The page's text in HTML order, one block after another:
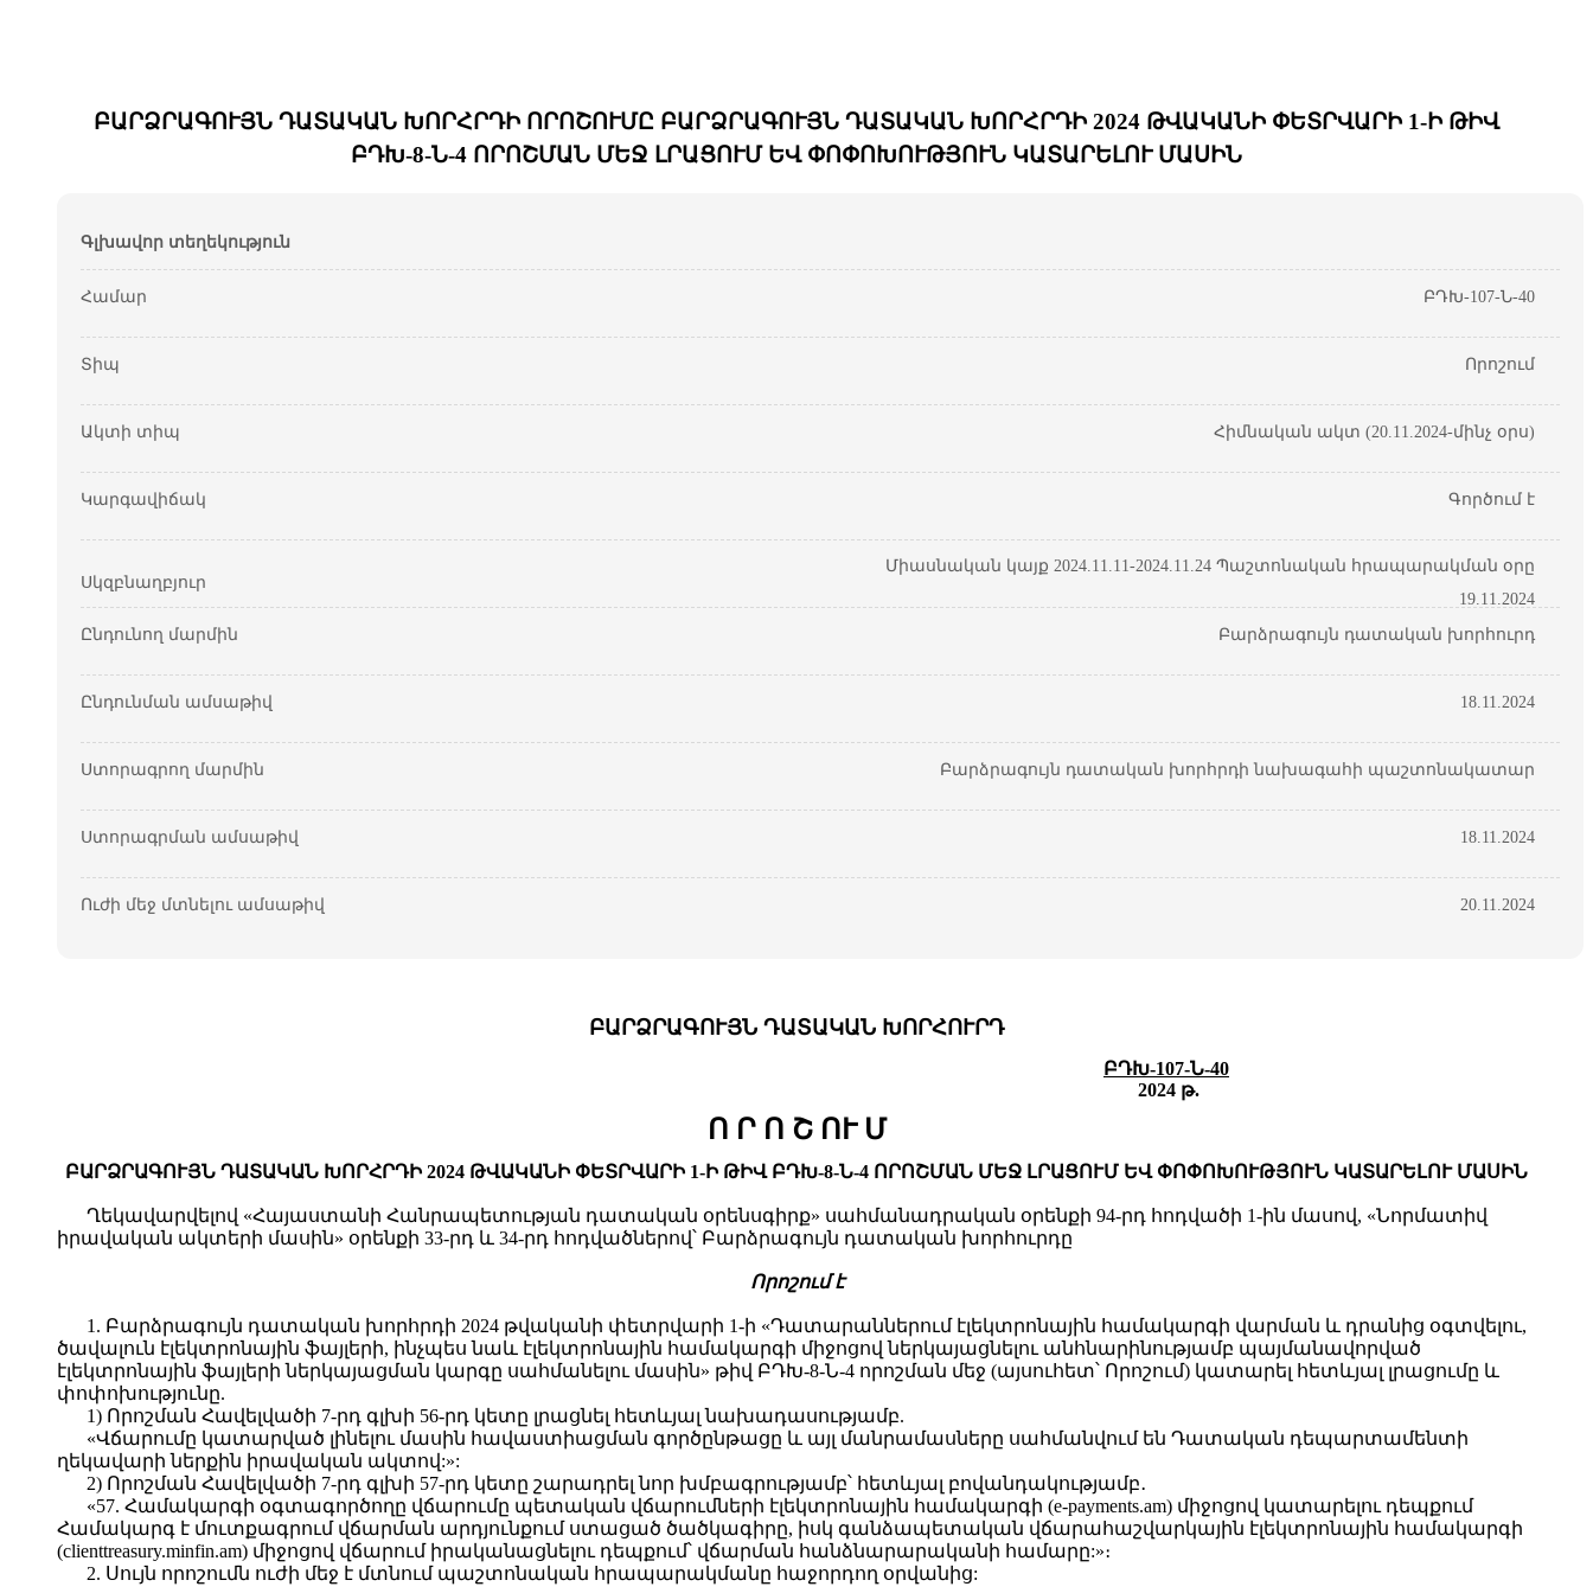
ԲԱՐՁՐԱԳՈՒՅՆ ԴԱՏԱԿԱՆ ԽՈՐՀՐԴԻ ՈՐՈՇՈՒՄԸ ԲԱՐՁՐԱԳՈՒՅՆ ԴԱՏԱԿԱՆ ԽՈՐՀՐԴԻ 2024 ԹՎԱԿԱՆԻ ՓԵՏՐՎԱՐԻ 1-Ի ԹԻՎ
ԲԴԽ-8-Ն-4 ՈՐՈՇՄԱՆ ՄԵՋ ԼՐԱՑՈՒՄ ԵՎ ՓՈՓՈԽՈՒԹՅՈՒՆ ԿԱՏԱՐԵԼՈՒ ՄԱՍԻՆ
Գլխավոր տեղեկություն
Համար ԲԴԽ-107-Ն-40
Տիպ Որոշում
Ակտի տիպ Հիմնական ակտ (20.11.2024-մինչ օրս)
Կարգավիճակ Գործում է
Սկզբնաղբյուր
Միասնական կայք 2024.11.11-2024.11.24 Պաշտոնական հրապարակման օրը
19.11.2024
Ընդունող մարմին
Բարձրագույն դատական խորհուրդ
Ընդունման ամսաթիվ 18.11.2024
Ստորագրող մարմին Բարձրագույն դատական խորհրդի նախագահի պաշտոնակատար
Ստորագրման ամսաթիվ 18.11.2024
Ուժի մեջ մտնելու ամսաթիվ 20.11.2024
ԲԱՐՁՐԱԳՈՒՅՆ ԴԱՏԱԿԱՆ ԽՈՐՀՈՒՐԴ
ԲԴԽ-107-Ն-40
2024 թ.
Ո Ր Ո Շ ՈՒ Մ
ԲԱՐՁՐԱԳՈՒՅՆ ԴԱՏԱԿԱՆ ԽՈՐՀՐԴԻ 2024 ԹՎԱԿԱՆԻ ՓԵՏՐՎԱՐԻ 1-Ի ԹԻՎ ԲԴԽ-8-Ն-4 ՈՐՈՇՄԱՆ ՄԵՋ ԼՐԱՑՈՒՄ ԵՎ ՓՈՓՈԽՈՒԹՅՈՒՆ ԿԱՏԱՐԵԼՈՒ ՄԱՍԻՆ
Ղեկավարվելով «Հայաստանի Հանրապետության դատական օրենսգիրք» սահմանադրական օրենքի 94-րդ հոդվածի 1-ին մասով, «Նորմատիվ
իրավական ակտերի մասին» օրենքի 33-րդ և 34-րդ հոդվածներով՝ Բարձրագույն դատական խորհուրդը
Որոշում է
1. Բարձրագույն դատական խորհրդի 2024 թվականի փետրվարի 1-ի «Դատարաններում էլեկտրոնային համակարգի վարման և դրանից օգտվելու,
ծավալուն էլեկտրոնային ֆայլերի, ինչպես նաև էլեկտրոնային համակարգի միջոցով ներկայացնելու անհնարինությամբ պայմանավորված
էլեկտրոնային ֆայլերի ներկայացման կարգը սահմանելու մասին» թիվ ԲԴԽ-8-Ն-4 որոշման մեջ (այսուհետ՝ Որոշում) կատարել հետևյալ լրացումը և
փոփոխությունը.
1) Որոշման Հավելվածի 7-րդ գլխի 56-րդ կետը լրացնել հետևյալ նախադասությամբ.
«Վճարումը կատարված լինելու մասին հավաստիացման գործընթացը և այլ մանրամասները սահմանվում են Դատական դեպարտամենտի
ղեկավարի ներքին իրավական ակտով:»:
2) Որոշման Հավելվածի 7-րդ գլխի 57-րդ կետը շարադրել նոր խմբագրությամբ՝ հետևյալ բովանդակությամբ․
«57. Համակարգի օգտագործողը վճարումը պետական վճարումների էլեկտրոնային համակարգի (e-payments.am) միջոցով կատարելու դեպքում
Համակարգ է մուտքագրում վճարման արդյունքում ստացած ծածկագիրը, իսկ գանձապետական վճարահաշվարկային էլեկտրոնային համակարգի
(clienttreasury.minfin.am) միջոցով վճարում իրականացնելու դեպքում՝ վճարման հանձնարարականի համարը:»։
2. Սույն որոշումն ուժի մեջ է մտնում պաշտոնական հրապարակմանը հաջորդող օրվանից: